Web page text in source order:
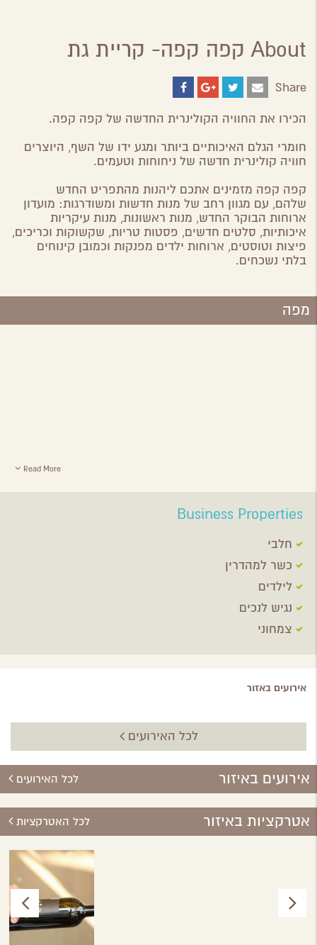
About קפה קפה- קריית גת
Share
Email
Twitter
הכירו את החוויה הקולינרית החדשה של קפה קפה.
חומרי הגלם האיכותיים ביותר ומגע ידו של השף, היוצרים
חוויה קולינרית חדשה של ניחוחות וטעמים.
קפה קפה מזמינים אתכם ליהנות מהתפריט החדש
שלהם, עם מגוון רחב של מנות חדשות ומשודרגות: מועדון
ארוחות הבוקר החדש, מנות ראשונות, מנות עיקריות
איכותיות, סלטים חדשים, פסטות טריות, שקשוקות וכריכים,
פיצות וטוסטים, ארוחות ילדים מפנקות וכמובן קינוחים
בלתי נשכחים.
מפה
Read More
Business Properties
חלבי
כשר למהדרין
לילדים
נגיש לנכים
צמחוני
אירועים באזור
לכל האירועים
אירועים באיזור לכל האירועים
אטרקציות באיזור לכל האטרקציות